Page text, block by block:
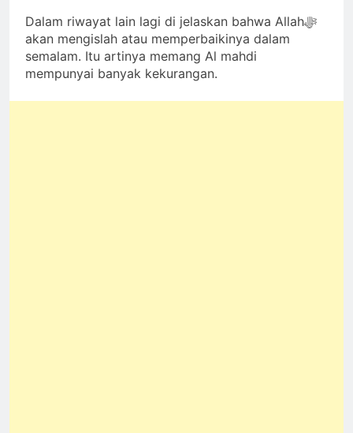
Dalam riwayat lain lagi di jelaskan bahwa Allahﷻ
akan mengislah atau memperbaikinya dalam
semalam. Itu artinya memang Al mahdi
mempunyai banyak kekurangan.